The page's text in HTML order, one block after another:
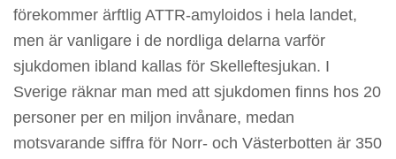
förekommer ärftlig ATTR-amyloidos i hela landet,
men är vanligare i de nordliga delarna varför
sjukdomen ibland kallas för Skelleftesjukan. I
Sverige räknar man med att sjukdomen finns hos 20
personer per en miljon invånare, medan
motsvarande siffra för Norr- och Västerbotten är 350